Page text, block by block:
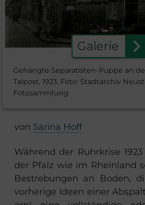
Galerie chevron_right
Gehängte Separatisten-Puppe an
Talpost, 1923. Foto: Stadtarchiv
Fotosammlung.
von Sa­ri­na Hoff
Wäh­rend der Ruhr­kri­se
der Pfalz wie im Rhein­land
Be­stre­bun­gen an Boden,
vor­he­ri­ge Ideen einer